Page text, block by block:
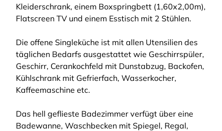
Kleiderschrank, einem Boxspringbett (1,60x2,00m),
Flatscreen TV und einem Esstisch mit 2 Stühlen.
Die offene Singleküche ist mit allen Utensilien des
täglichen Bedarfs ausgestattet wie Geschirrspüler,
Geschirr, Cerankochfeld mit Dunstabzug, Backofen,
Kühlschrank mit Gefrierfach, Wasserkocher,
Kaffeemaschine etc.
Das hell geflieste Badezimmer verfügt über eine
Badewanne, Waschbecken mit Spiegel, Regal,